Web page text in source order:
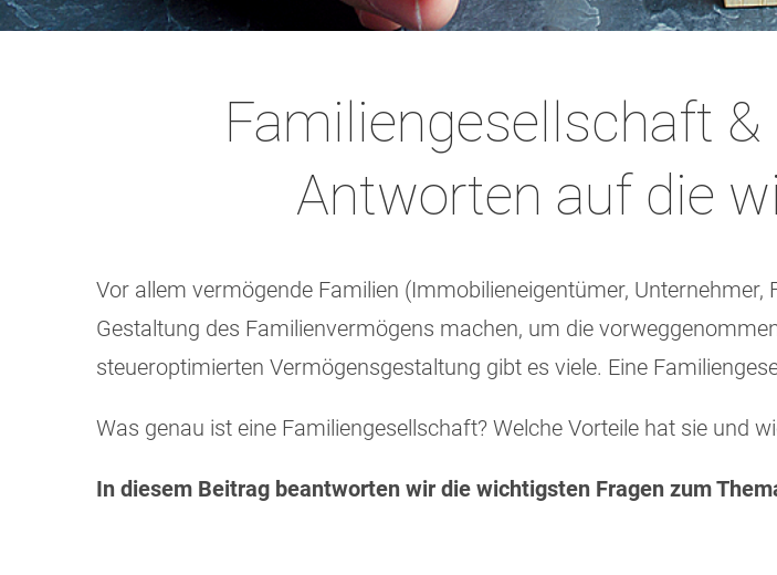
Familiengesellschaft
Antworten auf die
Vor allem vermögende Familien (Immobilieneigentümer,
Gestaltung des Familienvermögens machen, um die
steueroptimierten Vermögensgestaltung gibt es viele. Eine
Was genau ist eine Familiengesellschaft? Welche Vorteile hat sie und
In diesem Beitrag beantworten wir die wichtigsten Fragen zum